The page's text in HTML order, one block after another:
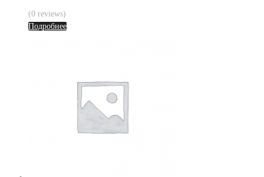
(0 reviews)
Подробнее